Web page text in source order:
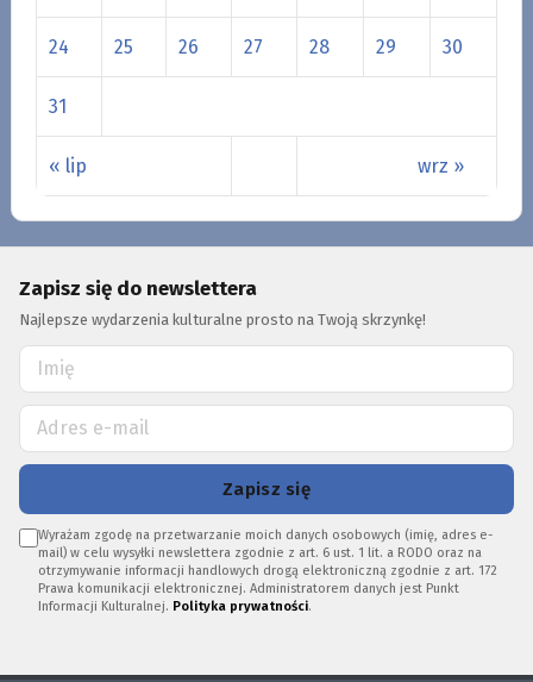
« lip wrz »
24 25 26 27 28 29 30
31
Zapisz się do newslettera
Najlepsze wydarzenia kulturalne prosto na Twoją skrzynkę!
Zapisz się
Wyrażam zgodę na przetwarzanie moich danych osobowych (imię, adres e-
mail) w celu wysyłki newslettera zgodnie z art. 6 ust. 1 lit. a RODO oraz na
otrzymywanie informacji handlowych drogą elektroniczną zgodnie z art. 172
Prawa komunikacji elektronicznej. Administratorem danych jest Punkt
Informacji Kulturalnej. Polityka prywatności.